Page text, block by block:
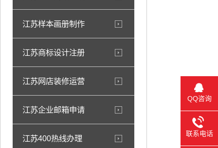
江苏样本画册制作
江苏商标设计注册
江苏网店装修运营
江苏企业邮箱申请
江苏400热线办理
QQ咨询
联系电话